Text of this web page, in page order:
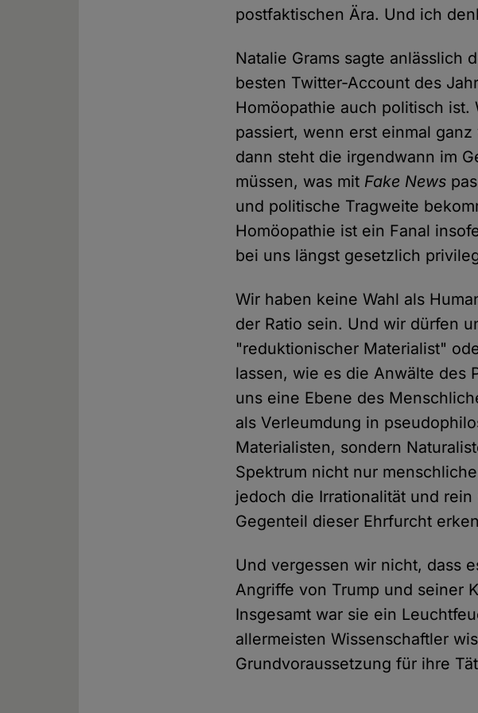
postfaktischen Ära. Und ich
Natalie Grams sagte anlässlich
besten Twitter-Account des
Homöopathie auch politisch
passiert, wenn erst einmal
dann steht die irgendwann im
müssen, was mit Fake News
und politische Tragweite
Homöopathie ist ein Fanal
bei uns längst gesetzlich
Wir haben keine Wahl als
der Ratio sein. Und wir dürfen
"reduktionischer Materialist"
lassen, wie es die Anwälte des
uns eine Ebene des
als Verleumdung in
Materialisten, sondern
Spektrum nicht nur
jedoch die Irrationalität und
Gegenteil dieser Ehrfurcht
Und vergessen wir nicht, dass
Angriffe von Trump und seiner
Insgesamt war sie ein
allermeisten Wissenschaftler
Grundvoraussetzung für ihre